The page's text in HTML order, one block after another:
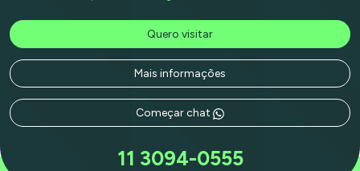
Quero visitar
Mais informações
Começar chat
11 3094-0555